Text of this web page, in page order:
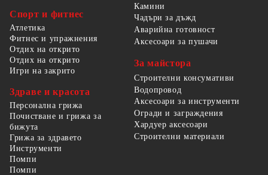
Спорт и фитнес
Атлетика
Фитнес и упражнения
Отдих на открито
Отдих на открито
Игри на закрито
Здраве и красота
Персонална грижа
Почистване и грижа за
бижута
Грижа за здравето
Камини
Чадъри за дъжд
Аварийна готовност
Аксесоари за пушачи
За майстора
Строителни консумативи
Водопровод
Аксесоари за инструменти
Огради и заграждения
Хардуер аксесоари
Строителни материали
Инструменти
Помпи
Помпи